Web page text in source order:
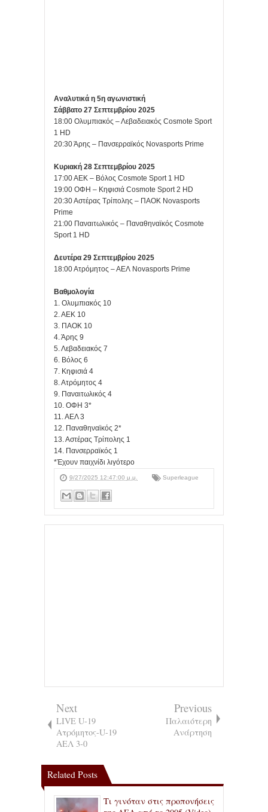
Αναλυτικά η 5η αγωνιστική
Σάββατο 27 Σεπτεμβρίου 2025
18:00 Ολυμπιακός – Λεβαδειακός Cosmote Sport
1 HD
20:30 Άρης – Πανσερραϊκός Novasports Prime
Κυριακή 28 Σεπτεμβρίου 2025
17:00 ΑΕΚ – Βόλος Cosmote Sport 1 HD
19:00 ΟΦΗ – Κηφισιά Cosmote Sport 2 HD
20:30 Αστέρας Τρίπολης – ΠΑΟΚ Novasports
Prime
21:00 Παναιτωλικός – Παναθηναϊκός Cosmote
Sport 1 HD
Δευτέρα 29 Σεπτεμβρίου 2025
18:00 Ατρόμητος – ΑΕΛ Novasports Prime
Βαθμολογία
1. Ολυμπιακός 10
2. ΑΕΚ 10
3. ΠΑΟΚ 10
4. Άρης 9
5. Λεβαδειακός 7
6. Βόλος 6
7. Κηφισιά 4
8. Ατρόμητος 4
9. Παναιτωλικός 4
10. ΟΦΗ 3*
11. ΑΕΛ 3
12. Παναθηναϊκός 2*
13. Αστέρας Τρίπολης 1
14. Πανσερραϊκός 1
*Έχουν παιχνίδι λιγότερο
9/27/2025 12:47:00 μ.μ. Superleague
Next
LIVE U-19
Ατρόμητος-U-19
ΑΕΛ 3-0
Previous
Παλαιότερη
Ανάρτηση
Related Posts
Τι γινόταν στις προπονήσεις